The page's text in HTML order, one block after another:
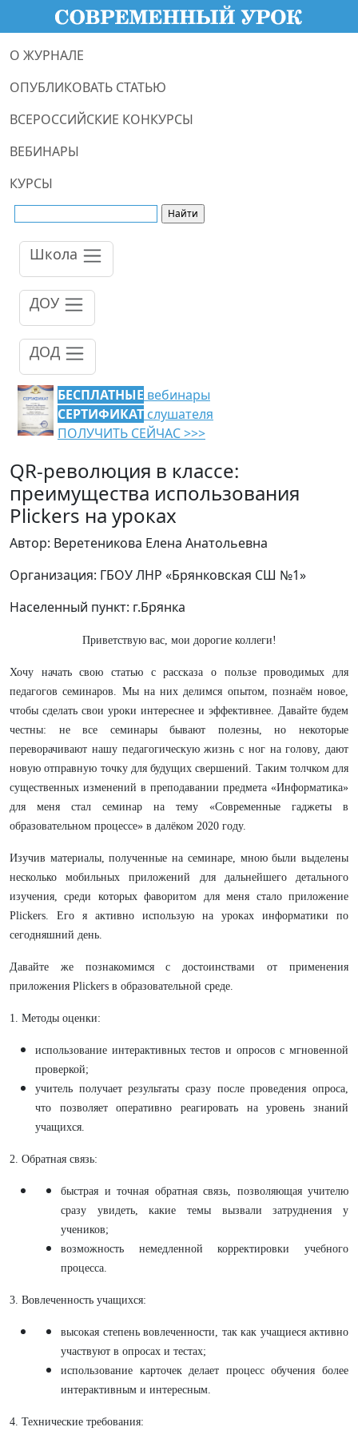
О ЖУРНАЛЕ
ОПУБЛИКОВАТЬ СТАТЬЮ
ВСЕРОССИЙСКИЕ КОНКУРСЫ
ВЕБИНАРЫ
КУРСЫ
Школа
ДОУ
ДОД
БЕСПЛАТНЫЕ вебинары
СЕРТИФИКАТ слушателя
ПОЛУЧИТЬ СЕЙЧАС >>>
QR-революция в классе:
преимущества использования
Plickers на уроках
Автор: Веретеникова Елена Анатольевна
Организация: ГБОУ ЛНР «Брянковская СШ №1»
Населенный пункт: г.Брянка
Приветствую вас, мои дорогие коллеги!
Хочу начать свою статью с рассказа о пользе проводимых для
педагогов семинаров. Мы на них делимся опытом, познаём новое,
чтобы сделать свои уроки интереснее и эффективнее. Давайте будем
честны: не все семинары бывают полезны, но некоторые
переворачивают нашу педагогическую жизнь с ног на голову, дают
новую отправную точку для будущих свершений. Таким толчком для
существенных изменений в преподавании предмета «Информатика»
для меня стал семинар на тему «Современные гаджеты в
образовательном процессе» в далёком 2020 году.
Изучив материалы, полученные на семинаре, мною были выделены
несколько мобильных приложений для дальнейшего детального
изучения, среди которых фаворитом для меня стало приложение
Plickers. Его я активно использую на уроках информатики по
сегодняшний день.
Давайте же познакомимся с достоинствами от применения
приложения Plickers в образовательной среде.
1. Методы оценки:
использование интерактивных тестов и опросов с мгновенной
проверкой;
учитель получает результаты сразу после проведения опроса,
что позволяет оперативно реагировать на уровень знаний
учащихся.
2. Обратная связь:
быстрая и точная обратная связь, позволяющая учителю
сразу увидеть, какие темы вызвали затруднения у
учеников;
возможность немедленной корректировки учебного
процесса.
3. Вовлеченность учащихся:
высокая степень вовлеченности, так как учащиеся активно
участвуют в опросах и тестах;
использование карточек делает процесс обучения более
интерактивным и интересным.
4. Технические требования: